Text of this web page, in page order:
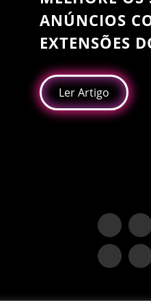
ANÚNCIOS
EXTENSÕES
Ler Artigo